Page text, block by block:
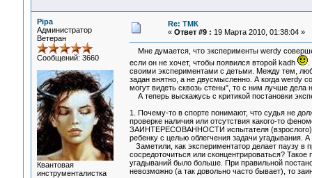
Pipa
Администратор
Ветеран
Сообщений: 3660
Квантовая
инструменталистка
Re: ТМК
« Ответ #9 : 19 Марта 2010, 01:38:04 »
Мне думается, что эксперименты werdy
если он не хочет, чтобы появился второй kadh
.
своими экспериментами с детьми. Между тем,
задан внятно, а не двусмысленно. А когда werdy
могут видеть сквозь стены", то с ним лучше дела
А теперь выскажусь с критикой постановки
1. Почему-то в спорте понимают, что судья не
проверке наличия или отсутствия какого-то
ЗАИНТЕРЕСОВАННОСТИ испытателя (взрослого)
ребенку с целью облегчения задачи угадывания.
Заметили, как экспериментатор делает паузу в
сосредоточиться или сконцентрироваться?
угадываний было больше. При правильной
невозможно (а так довольно часто бывает), то